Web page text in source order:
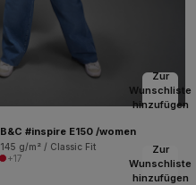
Zur
Wunschliste
hinzufügen
B&C #inspire E150 /women
145 g/m² / Classic Fit
+17
Zur
Wunschliste
hinzufügen